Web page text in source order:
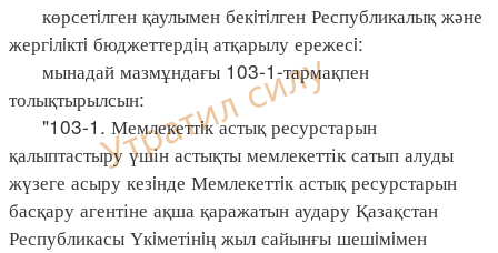
көрсетiлген қаулымен бекiтiлген Республикалық және
жергiлiктi бюджеттердiң атқарылу ережесi:
мынадай мазмұндағы 103-1-тармақпен
толықтырылсын:
"103-1. Мемлекеттiк астық ресурстарын
қалыптастыру үшін астықты мемлекеттік сатып алуды
жүзеге асыру кезiнде Мемлекеттiк астық ресурстарын
басқару агентіне ақша қаражатын аудару Қазақстан
Республикасы Үкiметінiң жыл сайынғы шешiмiмен